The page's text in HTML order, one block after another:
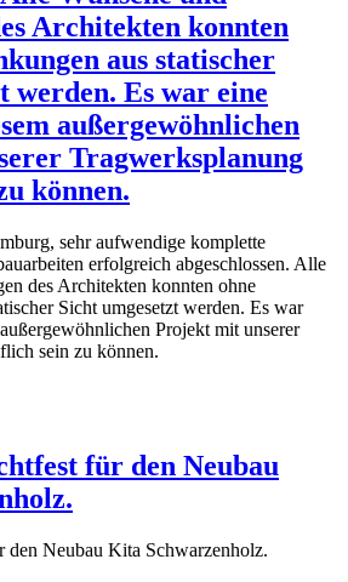
Architekten konnten
aus statischer
werden. Es war eine
außergewöhnlichen
Tragwerksplanung
können.
sehr aufwendige komplette
erfolgreich abgeschlossen. Alle
des Architekten konnten ohne
Sicht umgesetzt werden. Es war
Projekt mit unserer
sein zu können.
für den Neubau
den Neubau Kita Schwarzenholz.